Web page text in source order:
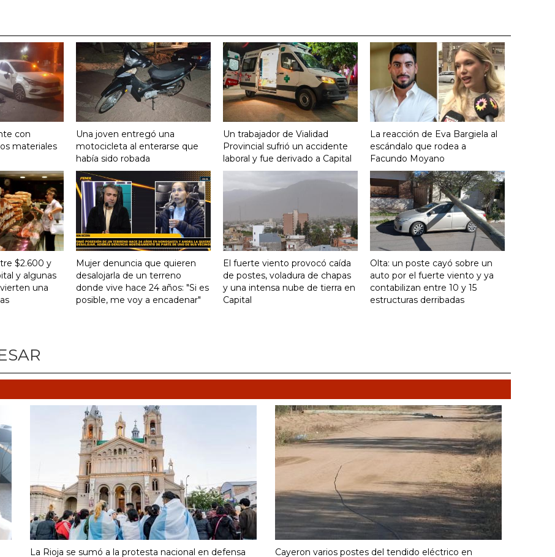
con
materiales
Una joven entregó una
motocicleta al enterarse que
había sido robada
Un trabajador de Vialidad
Provincial sufrió un accidente
laboral y fue derivado a Capital
La reacción de Eva Bargiela al
escándalo que rodea a
Facundo Moyano
$2.600 y
y algunas
una
Mujer denuncia que quieren
desalojarla de un terreno
donde vive hace 24 años: "Si es
posible, me voy a encadenar"
El fuerte viento provocó caída
de postes, voladura de chapas
y una intensa nube de tierra en
Capital
Olta: un poste cayó sobre un
auto por el fuerte viento y ya
contabilizan entre 10 y 15
estructuras derribadas
La Rioja se sumó a la protesta nacional en defensa Cayeron varios postes del tendido eléctrico en